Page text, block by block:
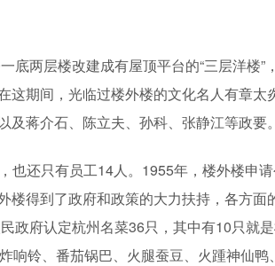
底两层楼改建成有屋顶平台的“三层洋楼”
这期间，光临过楼外楼的文化名人有章太
及蒋介石、陈立夫、孙科、张静江等政要
也还只有员工14人。1955年，楼外楼申
楼得到了政府和政策的大力扶持，各方面
政府认定杭州名菜36只，其中有10只就
响铃、番茄锅巴、火腿蚕豆、火踵神仙鸭